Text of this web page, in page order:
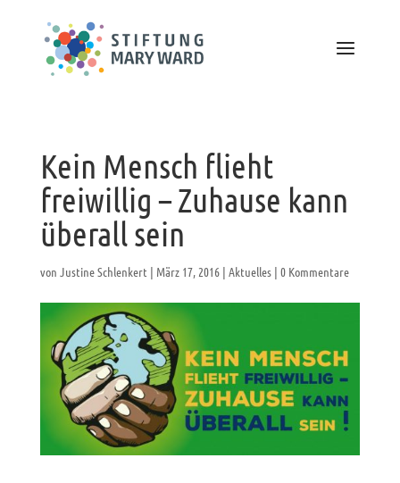
Kein Mensch flieht
freiwillig – Zuhause kann
überall sein
von Justine Schlenkert | März 17, 2016| Aktuelles| 0 Kommentare